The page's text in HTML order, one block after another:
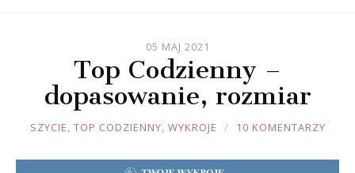
05 MAJ 2021
Top Codzienny –
dopasowanie, rozmiar
JOULE
SZYCIE, TOP CODZIENNY, WYKROJE 10 KOMENTARZY